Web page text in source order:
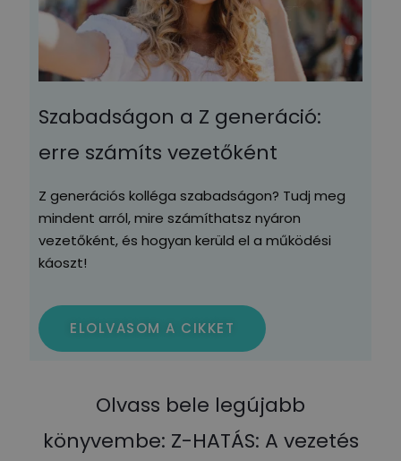
Szabadságon a Z generáció:
erre számíts vezetőként
Z generációs kolléga szabadságon? Tudj meg
mindent arról, mire számíthatsz nyáron
vezetőként, és hogyan kerüld el a működési
káoszt!
ELOLVASOM A CIKKET
Olvass bele legújabb
könyvembe: Z-HATÁS: A vezetés